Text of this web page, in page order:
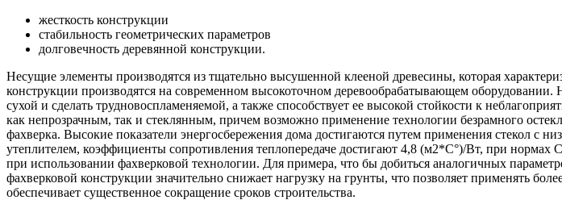
жесткость конструкции
стабильность геометрических параметров
долговечность деревянной конструкции.
Несущие элементы производятся из тщательно высушенной клееной древесины, которая
конструкции производятся на современном высокоточном деревообрабатывающем
сухой и сделать трудновоспламеняемой, а также способствует ее высокой стойкости к
как непрозрачным, так и стеклянным, причем возможно применение технологии безрамного
фахверка. Высокие показатели энергосбережения дома достигаются путем применения стекол
утеплителем, коэффициенты сопротивления теплопередаче достигают 4,8 (м2*С°)/Вт, при
при использовании фахверковой технологии. Для примера, что бы добиться аналогичных
фахверковой конструкции значительно снижает нагрузку на грунты, что позволяет применять
обеспечивает существенное сокращение сроков строительства.